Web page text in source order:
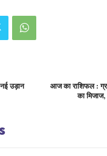
नई उड़ान
आज का राशिफल :
का